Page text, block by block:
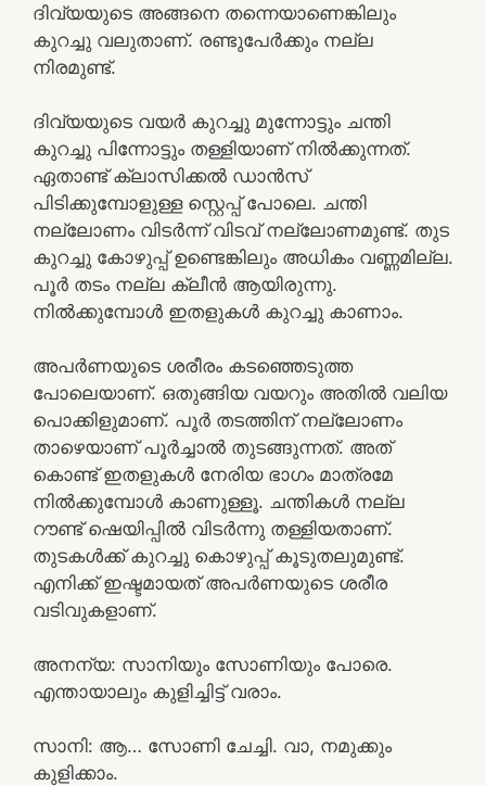
ദിവ്യയുടെ അങ്ങനെ തന്നെയാണെങ്കിലും
കുറച്ചു വലുതാണ്. രണ്ടുപേർക്കും നല്ല
നിരമുണ്ട്.
ദിവ്യയുടെ വയർ കുറച്ചു മുന്നോട്ടും ചന്തി
കുറച്ചു പിന്നോട്ടും തള്ളിയാണ് നിൽക്കുന്നത്.
ഏതാണ്ട് ക്ലാസിക്കൽ ഡാൻസ്
പിടിക്കുമ്പോളുള്ള സ്റ്റെപ്പ് പോലെ. ചന്തി
നല്ലോണം വിടർന്ന് വിടവ് നല്ലോണമുണ്ട്. തുട
കുറച്ചു കോഴുപ്പ് ഉണ്ടെങ്കിലും അധികം വണ്ണമില്ല.
പൂർ തടം നല്ല ക്ലീൻ ആയിരുന്നു.
നിൽക്കുമ്പോൾ ഇതളുകൾ കുറച്ചു കാണാം.
അപർണയുടെ ശരീരം കടഞ്ഞെടുത്ത
പോലെയാണ്. ഒതുങ്ങിയ വയറും അതിൽ വലിയ
പൊക്കിളുമാണ്. പൂർ തടത്തിന് നല്ലോണം
താഴെയാണ് പൂർച്ചാൽ തുടങ്ങുന്നത്. അത്
കൊണ്ട് ഇതളുകൾ നേരിയ ഭാഗം മാത്രമേ
നിൽക്കുമ്പോൾ കാണുള്ളൂ. ചന്തികൾ നല്ല
റൗണ്ട് ഷെയിപ്പിൽ വിടർന്നു തള്ളിയതാണ്.
തുടകൾക്ക് കുറച്ചു കൊഴുപ്പ് കൂടുതലുമുണ്ട്.
എനിക്ക് ഇഷ്ടമായത് അപർണയുടെ ശരീര
വടിവുകളാണ്.
അനന്യ: സാനിയും സോണിയും പോരെ.
എന്തായാലും കുളിച്ചിട്ട് വരാം.
സാനി: ആ… സോണി ചേച്ചി. വാ, നമുക്കും
കുളിക്കാം.